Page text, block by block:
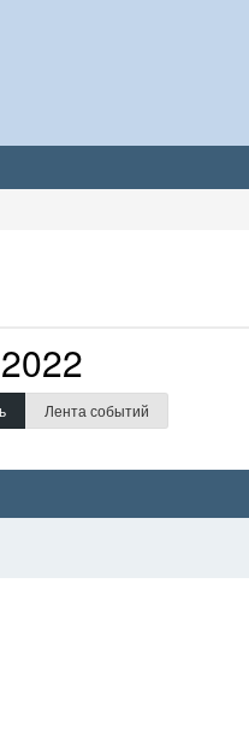
Лента событий